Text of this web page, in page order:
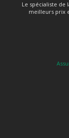
Le spécialiste de
meilleurs prix